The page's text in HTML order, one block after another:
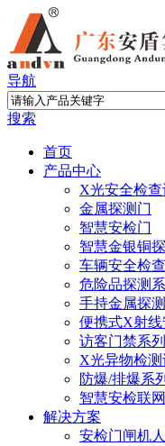
导航
搜索
首页
产品中心
X光安全检查
金属探测门
智慧安检门
智慧金银铜
车辆安全检
危险品探测
手持金属探
便携式X射
访客门禁系列
X光异物检测
防爆/排爆系列
智慧安检联
解决方案
安检门闸机